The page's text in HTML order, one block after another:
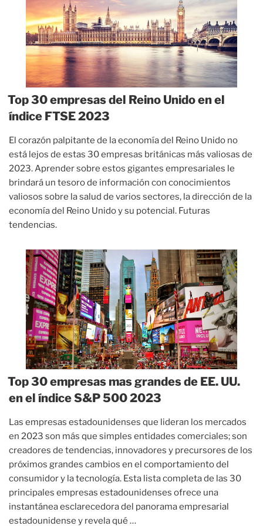
en
el
índice
TSX
2023»
Top 30 empresas del Reino Unido en el
índice FTSE 2023
El corazón palpitante de la economía del Reino Unido no
está lejos de estas 30 empresas británicas más valiosas de
2023. Aprender sobre estos gigantes empresariales le
brindará un tesoro de información con conocimientos
valiosos sobre la salud de varios sectores, la dirección de la
economía del Reino Unido y su potencial. Futuras
tendencias.
Top 30 empresas mas grandes de EE. UU.
en el índice S&P 500 2023
Las empresas estadounidenses que lideran los mercados
en 2023 son más que simples entidades comerciales; son
creadores de tendencias, innovadores y precursores de los
próximos grandes cambios en el comportamiento del
consumidor y la tecnología. Esta lista completa de las 30
principales empresas estadounidenses ofrece una
instantánea esclarecedora del panorama empresarial
estadounidense y revela qué …